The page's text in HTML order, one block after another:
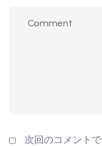
次回のコメント